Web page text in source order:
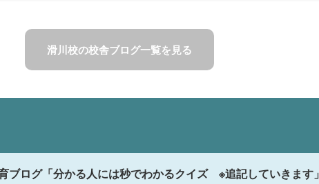
滑川校の校舎ブログ一覧を見る
ログ「分かる人には秒でわかるクイズ ※追記していきます」